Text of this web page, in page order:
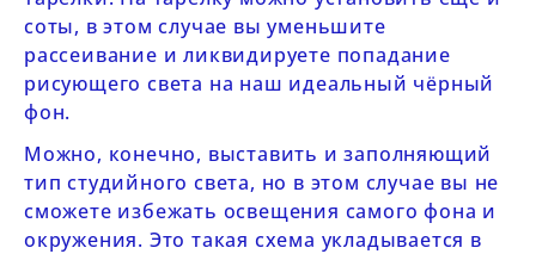
соты, в этом случае вы уменьшите
рассеивание и ликвидируете попадание
рисующего света на наш идеальный чёрный
фон.
Можно, конечно, выставить и заполняющий
тип студийного света, но в этом случае вы не
сможете избежать освещения самого фона и
окружения. Это такая схема укладывается в